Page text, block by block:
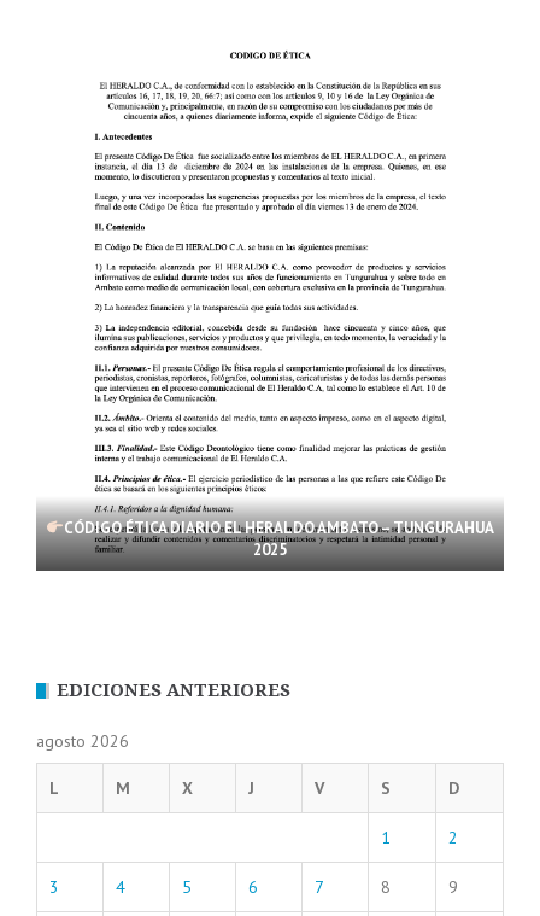
CÓDIGO ÉTICA DIARIO EL HERALDO AMBATO – TUNGURAHUA
2025
EDICIONES ANTERIORES
agosto 2026
L M X J V S D
1 2
3 4 5 6 7 8 9